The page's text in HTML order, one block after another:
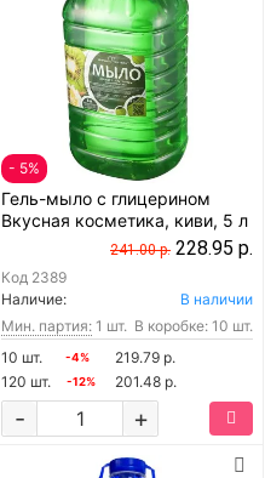
- 5%
Гель-мыло с глицерином
Вкусная косметика, киви, 5 л
241.00 р. 228.95 р.
Код 2389
Наличие:
В наличии
Мин. партия: 1 шт. В коробке: 10 шт.
10 шт.
-4%
219.79 р.
120 шт.
-12% 201.48 р.
+
-